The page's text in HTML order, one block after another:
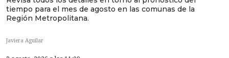
tiempo para el mes de agosto en las comunas de la
Región Metropolitana.
Javiera Aguilar